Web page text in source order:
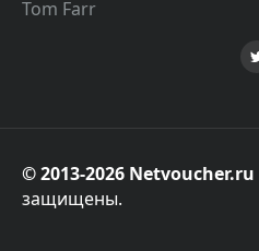
Tom Farr
© 2013-2026 Netvoucher.ru
защищены.